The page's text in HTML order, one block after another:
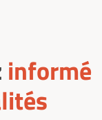
informé